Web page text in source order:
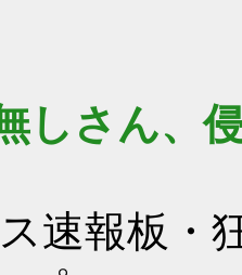
しさん、
速報板・